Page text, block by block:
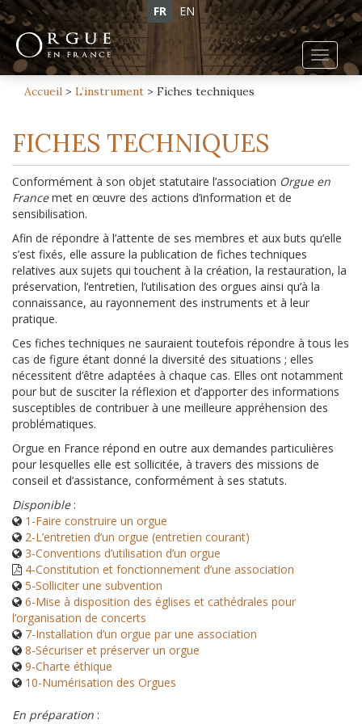
FR EN
Accueil > L’instrument > Fiches techniques
FICHES TECHNIQUES
Conformément à son objet statutaire l’association Orgue en
Francemet en œuvre des actions d’information et de
sensibilisation.
Afin de répondre à l’attente de ses membres et aux buts qu’elle
s’est fixés, elle assure la publication de fiches techniques
relatives aux sujets qui touchent à la création, la restauration, la
préservation, l’entretien, l’utilisation des orgues ainsi qu’à la
connaissance, au rayonnement des instruments et à leur
pratique.
Ces fiches techniques ne sauraient toutefois répondre à tous les
cas de figure étant donné la diversité des situations ; elles
nécessitent d’être adaptées à chaque cas. Elles ont notamment
pour but de susciter la réflexion et d’apporter des informations
susceptibles de contribuer à une meilleure appréhension des
problématiques.
Orgue en France répond en outre aux demandes particulières
pour lesquelles elle est sollicitée, à travers des missions de
conseil et d’assistance, conformément à ses statuts.
Disponible:
1-Faire construire un orgue
2-L’entretien d’un orgue (entretien courant)
3-Conventions d’utilisation d’un orgue
4-Constitution et fonctionnement d’une association
5-Solliciter une subvention
6-Mise à disposition des églises et cathédrales pour
l’organisation de concerts
7-Installation d’un orgue par une association
8-Sécuriser et préserver un orgue
9-Charte éthique
10-Numérisation des Orgues
En préparation :